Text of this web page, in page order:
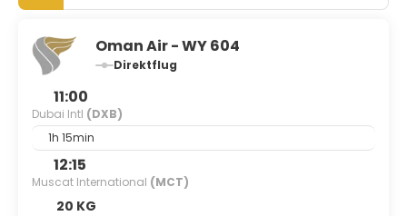
Oman Air - WY 604
Direktflug
11:00
Dubai Intl (DXB)
1h 15min
12:15
Muscat International (MCT)
20 KG